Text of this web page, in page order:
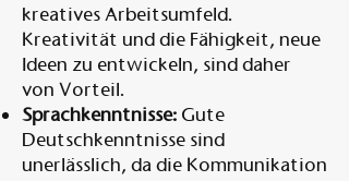
kreatives Arbeitsumfeld.
Kreativität und die Fähigkeit, neue
Ideen zu entwickeln, sind daher
von Vorteil.
Sprachkenntnisse: Gute
Deutschkenntnisse sind
unerlässlich, da die Kommunikation